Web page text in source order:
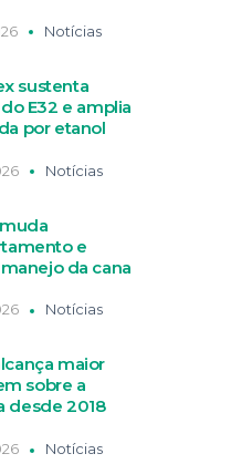
Notícias
sustenta
E32 e amplia
por etanol
Notícias
e
da cana
Notícias
maior
sobre a
desde 2018
Notícias